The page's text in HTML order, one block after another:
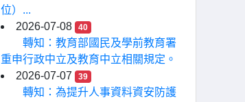
位）...
2026-07-08
40
轉知：教育部國民及學前教育署
重申行政中立及教育中立相關規定。
2026-07-07
39
轉知：為提升人事資料資安防護